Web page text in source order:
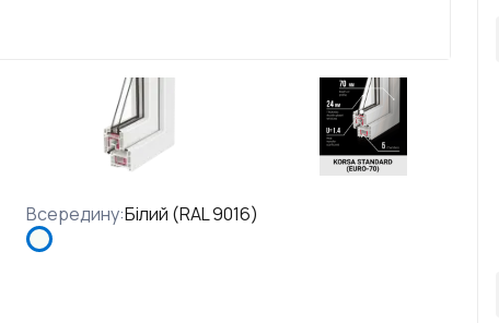
Всередину:Білий (RAL 9016)